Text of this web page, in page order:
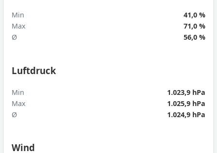
Min
41,0 %
Max
71,0 %
Ø
56,0 %
Luftdruck
Min
1.023,9 hPa
Max
1.025,9 hPa
Ø
1.024,9 hPa
Wind